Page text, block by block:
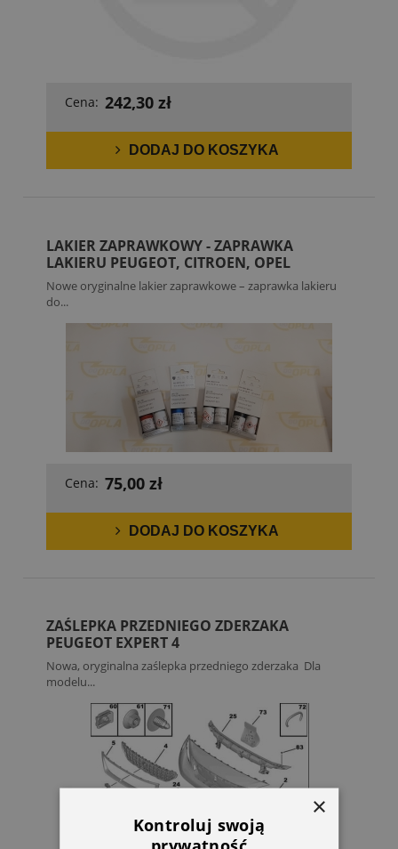
Cena: 242,30 zł
DODAJ DO KOSZYKA
LAKIER ZAPRAWKOWY - ZAPRAWKA
LAKIERU PEUGEOT, CITROEN, OPEL
Nowe oryginalne lakier zaprawkowe – zaprawka lakieru
do...
Cena: 75,00 zł
DODAJ DO KOSZYKA
ZAŚLEPKA PRZEDNIEGO ZDERZAKA
PEUGEOT EXPERT 4
Nowa, oryginalna zaślepka przedniego zderzaka Dla
modelu...
×
Kontroluj swoją